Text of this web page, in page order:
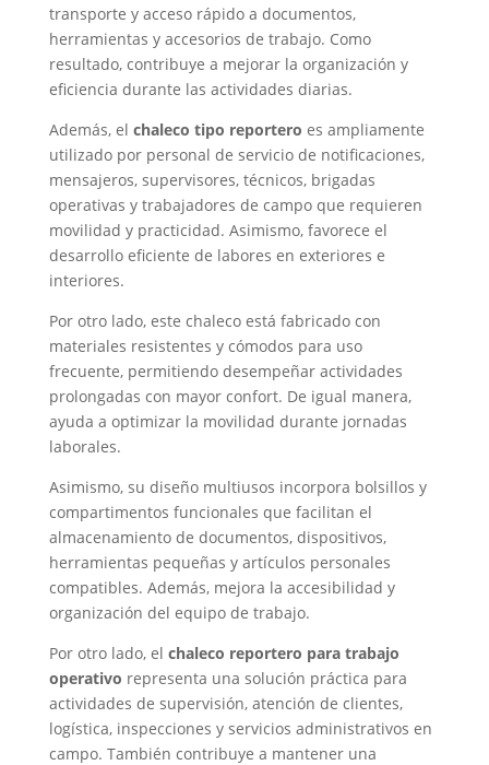
transporte y acceso rápido a documentos,
herramientas y accesorios de trabajo. Como
resultado, contribuye a mejorar la organización y
eficiencia durante las actividades diarias.
Además, el chaleco tipo reportero es ampliamente
utilizado por personal de servicio de notificaciones,
mensajeros, supervisores, técnicos, brigadas
operativas y trabajadores de campo que requieren
movilidad y practicidad. Asimismo, favorece el
desarrollo eficiente de labores en exteriores e
interiores.
Por otro lado, este chaleco está fabricado con
materiales resistentes y cómodos para uso
frecuente, permitiendo desempeñar actividades
prolongadas con mayor confort. De igual manera,
ayuda a optimizar la movilidad durante jornadas
laborales.
Asimismo, su diseño multiusos incorpora bolsillos y
compartimentos funcionales que facilitan el
almacenamiento de documentos, dispositivos,
herramientas pequeñas y artículos personales
compatibles. Además, mejora la accesibilidad y
organización del equipo de trabajo.
Por otro lado, el chaleco reportero para trabajo
operativo representa una solución práctica para
actividades de supervisión, atención de clientes,
logística, inspecciones y servicios administrativos en
campo. También contribuye a mantener una